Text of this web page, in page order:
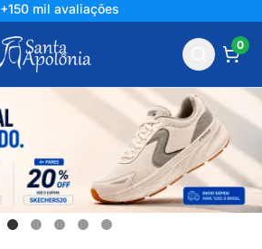
+150 mil avaliações
0